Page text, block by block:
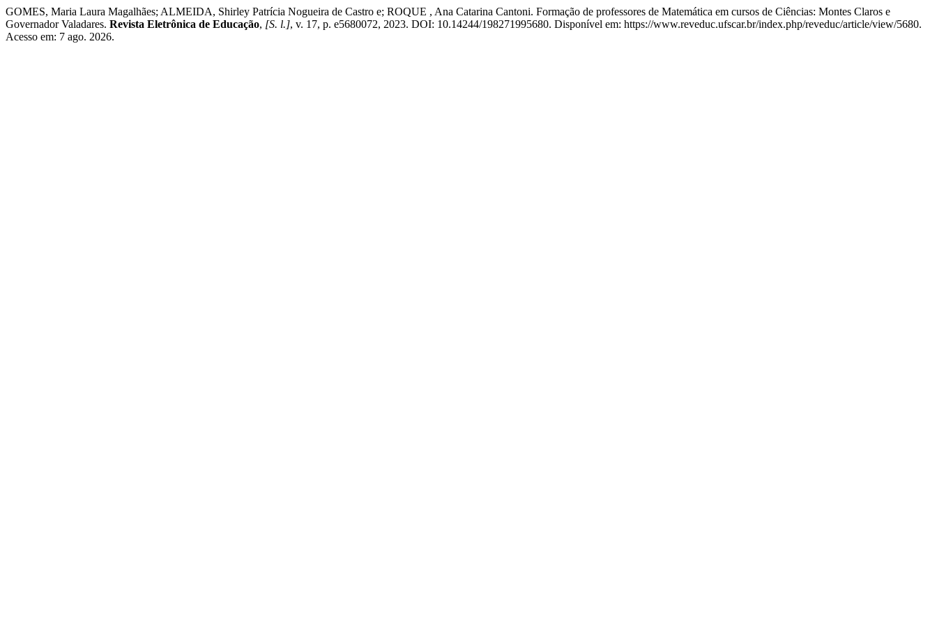
GOMES, Maria Laura Magalhães; ALMEIDA, Shirley Patrícia Nogueira de Castro e; ROQUE , Ana Catarina Cantoni. Formação de professores de Matemática em cursos de Ciências: Montes Claros e
Governador Valadares. Revista Eletrônica de Educação, [S. l.], v. 17, p. e5680072, 2023. DOI: 10.14244/198271995680. Disponível em: https://www.reveduc.ufscar.br/index.php/reveduc/article/view/5680.
Acesso em: 7 ago. 2026.